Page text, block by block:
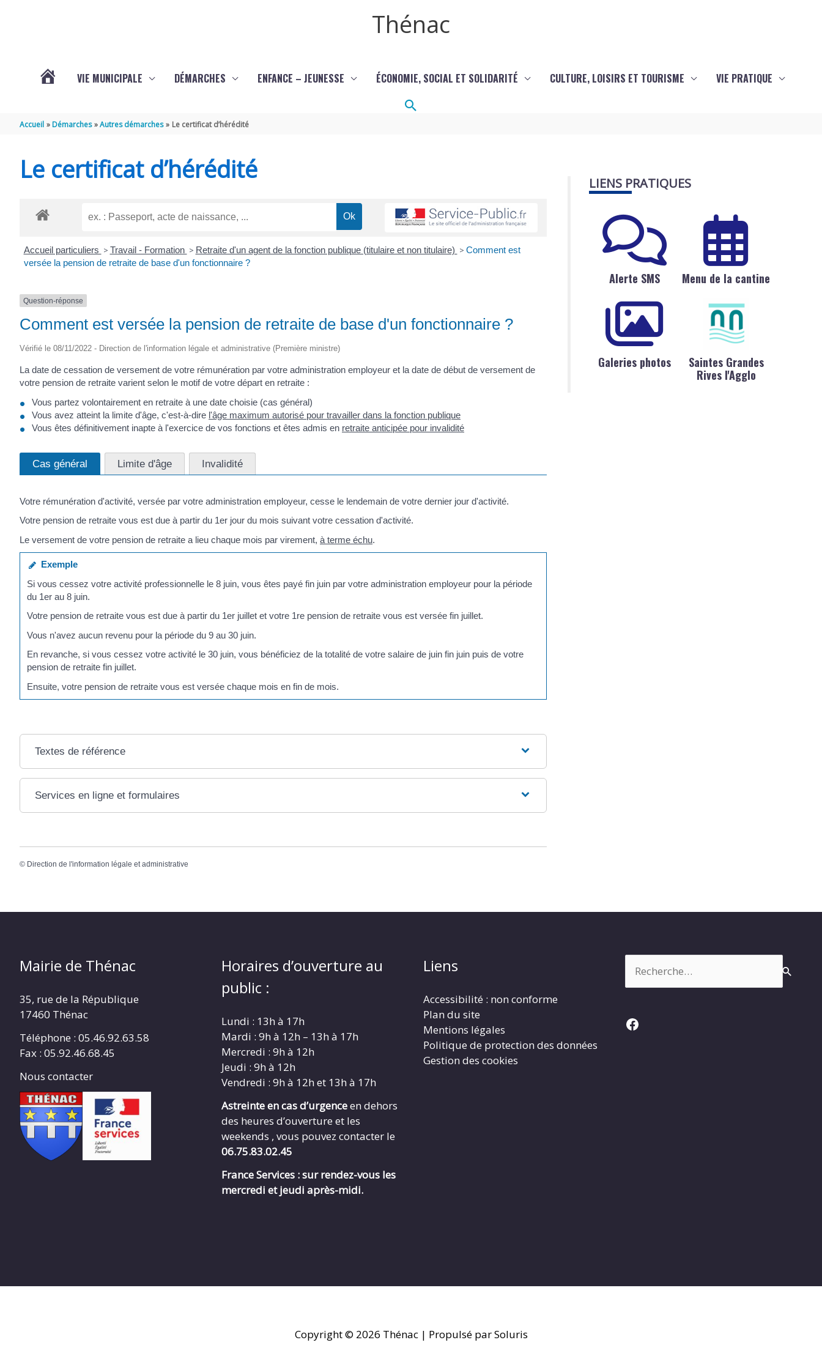
Thénac
THÉNAC
VIE MUNICIPALE DÉMARCHES ENFANCE – JEUNESSE ÉCONOMIE, SOCIAL ET SOLIDARITÉ CULTURE, LOISIRS ET TOURISME VIE PRATIQUE
Rechercher
Accueil Démarches Autres démarches Le certificat d’hérédité
Le certificat d’hérédité
Accueil particuliers > Travail - Formation > Retraite d'un agent de la fonction publique (titulaire et non titulaire) > Comment est
versée la pension de retraite de base d'un fonctionnaire ?
Question-réponse
Comment est versée la pension de retraite de base d'un fonctionnaire ?
Vérifié le 08/11/2022 - Direction de l'information légale et administrative (Première ministre)
La date de cessation de versement de votre rémunération par votre administration employeur et la date de début de versement de
votre pension de retraite varient selon le motif de votre départ en retraite :
Vous partez volontairement en retraite à une date choisie (cas général)
Vous avez atteint la limite d'âge, c'est-à-dire l'âge maximum autorisé pour travailler dans la fonction publique
Vous êtes définitivement inapte à l'exercice de vos fonctions et êtes admis en retraite anticipée pour invalidité
Cas général Limite d'âge Invalidité
Votre rémunération d'activité, versée par votre administration employeur, cesse le lendemain de votre dernier jour d'activité.
Votre pension de retraite vous est due à partir du 1er jour du mois suivant votre cessation d'activité.
Le versement de votre pension de retraite a lieu chaque mois par virement, à terme échu.
Exemple
Si vous cessez votre activité professionnelle le 8 juin, vous êtes payé fin juin par votre administration employeur pour la période
du 1er au 8 juin.
Votre pension de retraite vous est due à partir du 1er juillet et votre 1re pension de retraite vous est versée fin juillet.
Vous n'avez aucun revenu pour la période du 9 au 30 juin.
En revanche, si vous cessez votre activité le 30 juin, vous bénéficiez de la totalité de votre salaire de juin fin juin puis de votre
pension de retraite fin juillet.
Ensuite, votre pension de retraite vous est versée chaque mois en fin de mois.
Textes de référence
Services en ligne et formulaires
© Direction de l'information légale et administrative
LIENS PRATIQUES
Alerte SMS Menu de la cantine
Galeries photos
Saintes Grandes
Rives l'Agglo
Mairie de Thénac
35, rue de la République
17460 Thénac
Téléphone : 05.46.92.63.58
Fax : 05.92.46.68.45
Nous contacter
Horaires d’ouverture au
public :
Lundi : 13h à 17h
Mardi : 9h à 12h – 13h à 17h
Mercredi : 9h à 12h
Jeudi : 9h à 12h
Vendredi : 9h à 12h et 13h à 17h
Astreinte en cas d’urgenceen dehors
des heures d’ouverture et les
weekends , vous pouvez contacter le
06.75.83.02.45
France Services : sur rendez-vous les
mercredi et jeudi après-midi.
Liens
Accessibilité : non conforme
Plan du site
Mentions légales
Politique de protection des données
Gestion des cookies
Facebook
Copyright © 2026 Thénac| Propulsé par Soluris